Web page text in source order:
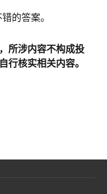
的答案。
所涉内容不构成投
行核实相关内容。